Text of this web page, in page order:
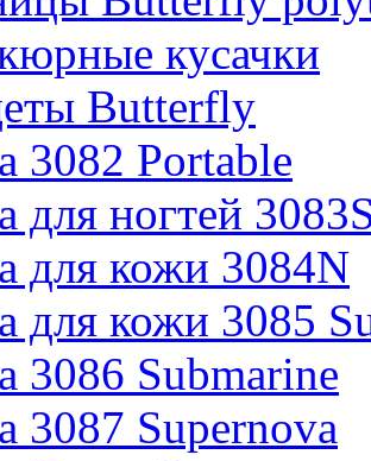
кусачки
Butterfly
3082 Portable
для ногтей
для кожи 3084N
для кожи 3085
3086 Submarine
3087 Supernova